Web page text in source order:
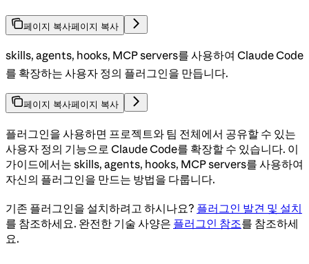
페이지 복사페이지 복사
skills, agents, hooks, MCP servers를 사용하여 Claude Code
를 확장하는 사용자 정의 플러그인을 만듭니다.
페이지 복사페이지 복사
플러그인을 사용하면 프로젝트와 팀 전체에서 공유할 수 있는
사용자 정의 기능으로 Claude Code를 확장할 수 있습니다. 이
가이드에서는 skills, agents, hooks, MCP servers를 사용하여
자신의 플러그인을 만드는 방법을 다룹니다.
기존 플러그인을 설치하려고 하시나요? 플러그인 발견 및 설치
를 참조하세요. 완전한 기술 사양은 플러그인 참조를 참조하세
요.